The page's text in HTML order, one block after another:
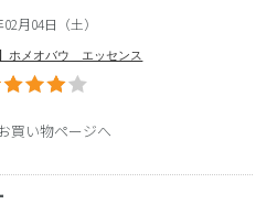
月04日（土）
ホメオバウ エッセンス
買い物ページへ